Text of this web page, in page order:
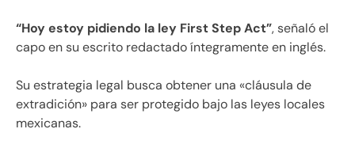
“Hoy estoy pidiendo la ley First Step Act”, señaló el
capo en su escrito redactado íntegramente en inglés.
Su estrategia legal busca obtener una «cláusula de
extradición» para ser protegido bajo las leyes locales
mexicanas.